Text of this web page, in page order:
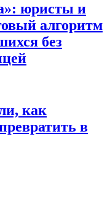
юристы и
алгоритм
без
как
в